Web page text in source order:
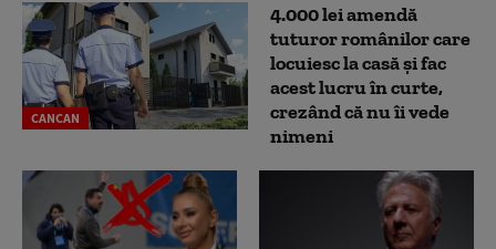
CANCAN
4.000 lei amendă
tuturor românilor care
locuiesc la casă și fac
acest lucru în curte,
crezând că nu îi vede
nimeni